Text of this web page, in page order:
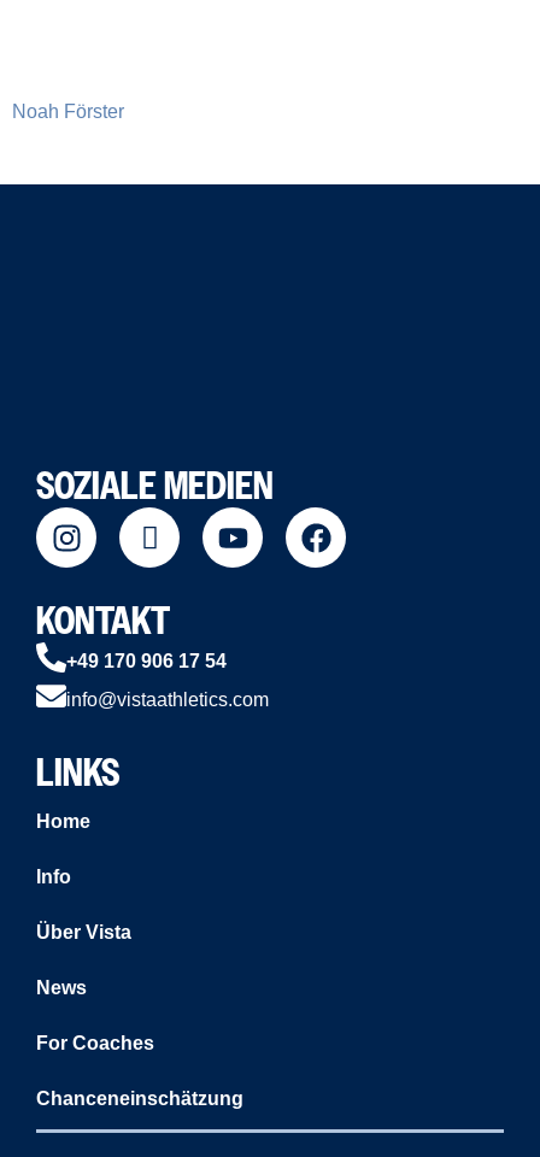
Noah Förster
SOZIALE MEDIEN
KONTAKT
+49 170 906 17 54
info@vistaathletics.com
LINKS
Home
Info
Über Vista
News
For Coaches
Chanceneinschätzung